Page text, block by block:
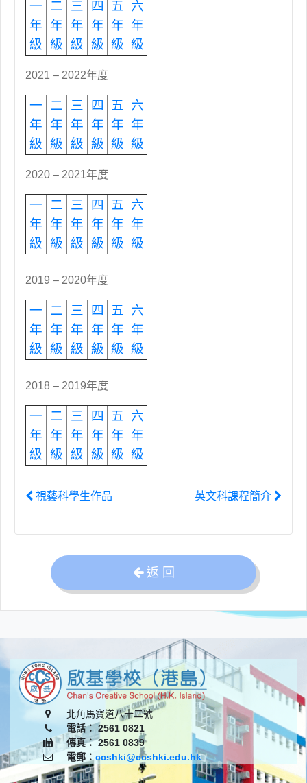
一
年
級
二
年
級
三
年
級
四
年
級
五
年
級
六
年
級
2021 – 2022年度
一
年
級
二
年
級
三
年
級
四
年
級
五
年
級
六
年
級
2020 – 2021年度
一
年
級
二
年
級
三
年
級
四
年
級
五
年
級
六
年
級
2019 – 2020年度
一
年
級
二
年
級
三
年
級
四
年
級
五
年
級
六
年
級
2018 – 2019年度
一
年
級
二
年
級
三
年
級
四
年
級
五
年
級
六
年
級
視藝科學生作品 英文科課程簡介
返 回
北角馬寶道八十二號
電話： 2561 0821
傳真： 2561 0839
電郵：ccshki@ccshki.edu.hk